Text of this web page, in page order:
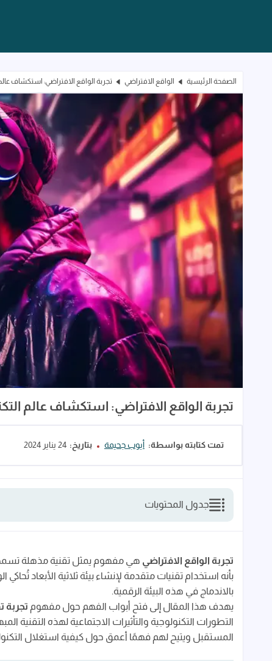
الصفحة الرئيسية الواقع الافتراضي تجربة الواقع الافتراضي: استكشاف عالم
تجربة الواقع الافتراضي: استكشاف عالم
تمت كتابته بواسطة: أيوب جحيمة بتاريخ: 24 يناير 2024
جدول المحتويات
تاريخ تطور تجربة الواقع الافتراضي
تكنولوجيا تجربة الواقع الافتراضي
التأثيرات الاجتماعية والثقافية
التطبيقات العملية لتجربة الواقع الافتراضي:
تجربة الواقع الافتراضي هي مفهوم يمثل تقنية مذهلة تسمح
بأنه استخدام تقنيات متقدمة لإنشاء بيئة ثلاثية الأبعاد
بالاندماج في هذه البيئة الرقمية.
يهدف هذا المقال إلى فتح أبواب الفهم حول مفهوم تجربة
التطورات التكنولوجية والتأثيرات الاجتماعية لهذه
المستقبل ويتيح لهم فهمًا أعمق حول كيفية استغلال